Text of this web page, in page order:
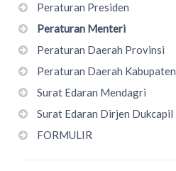
Peraturan Presiden
Peraturan Menteri
Peraturan Daerah Provinsi
Peraturan Daerah Kabupaten
Surat Edaran Mendagri
Surat Edaran Dirjen Dukcapil
FORMULIR